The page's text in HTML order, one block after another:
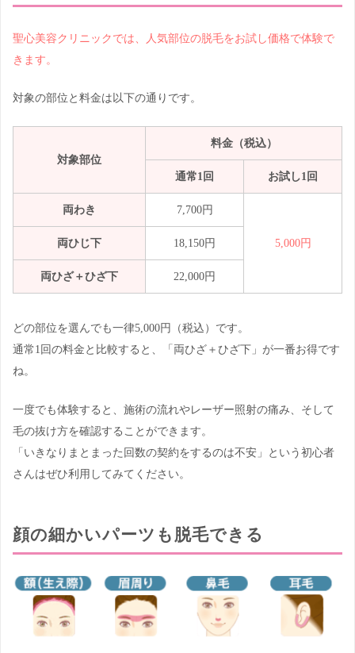
聖心美容クリニックでは、人気部位の脱毛をお試し価格で体験で
きます。
対象の部位と料金は以下の通りです。
対象部位
料金（税込）
通常1回 お試し1回
両わき 7,700円
5,000円
両ひじ下 18,150円
両ひざ＋ひざ下 22,000円
どの部位を選んでも一律5,000円（税込）です。
通常1回の料金と比較すると、「両ひざ＋ひざ下」が一番お得です
ね。
一度でも体験すると、施術の流れやレーザー照射の痛み、そして
毛の抜け方を確認することができます。
「いきなりまとまった回数の契約をするのは不安」という初心者
さんはぜひ利用してみてください。
顔の細かいパーツも脱毛できる